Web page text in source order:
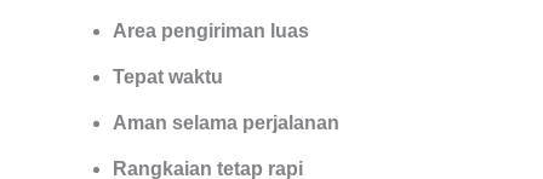
Area pengiriman luas
Tepat waktu
Aman selama perjalanan
Rangkaian tetap rapi